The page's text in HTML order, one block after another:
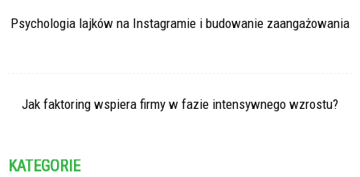
Psychologia lajków na Instagramie i budowanie zaangażowania
Jak faktoring wspiera firmy w fazie intensywnego wzrostu?
KATEGORIE